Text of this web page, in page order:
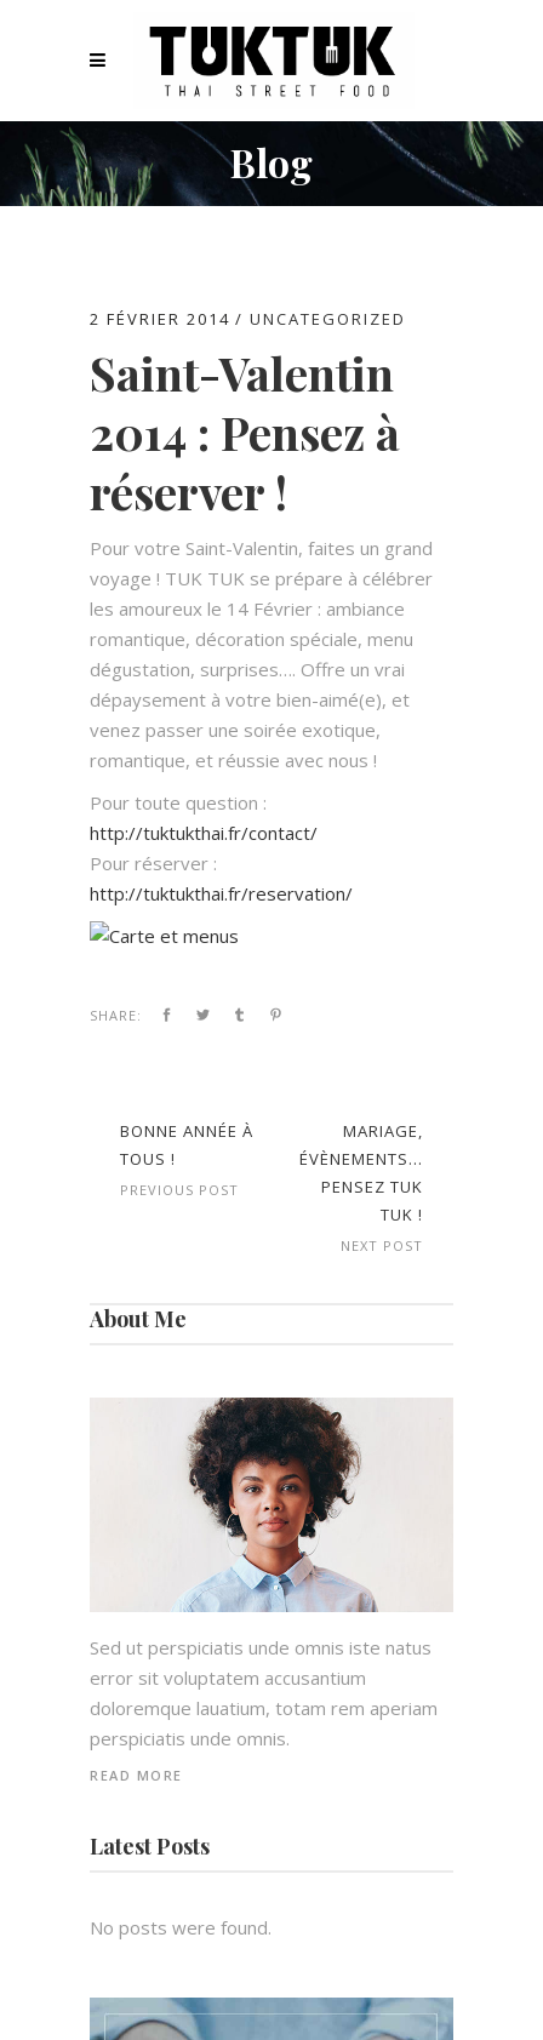
Blog
2 FÉVRIER 2014 UNCATEGORIZED
Saint-Valentin
2014 : Pensez à
réserver !
Pour votre Saint-Valentin, faites un grand
voyage ! TUK TUK se prépare à célébrer
les amoureux le 14 Février : ambiance
romantique, décoration spéciale, menu
dégustation, surprises…. Offre un vrai
dépaysement à votre bien-aimé(e), et
venez passer une soirée exotique,
romantique, et réussie avec nous !
Pour toute question :
http://tuktukthai.fr/contact/
Pour réserver :
http://tuktukthai.fr/reservation/
SHARE:
BONNE ANNÉE À
TOUS !
PREVIOUS POST
MARIAGE,
ÉVÈNEMENTS…
PENSEZ TUK
TUK !
NEXT POST
About Me
Sed ut perspiciatis unde omnis iste natus
error sit voluptatem accusantium
doloremque lauatium, totam rem aperiam
perspiciatis unde omnis.
READ MORE
Latest Posts
No posts were found.